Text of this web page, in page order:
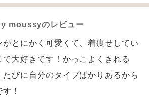
moussyのレビュー
がとにかく可愛くて、着痩せしてい
で大好きです！かっこよくきれる
たびに自分のタイプばかりあるから
！